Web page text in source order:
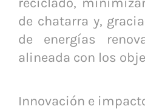
reciclado,
de chatarra y,
de energías
alineada con los
Innovación e